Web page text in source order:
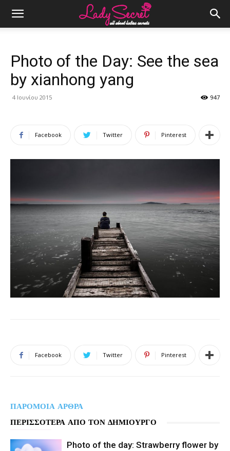
Photo of the Day: See the sea
by xianhong yang
4 Ιουνίου 2015 947
Facebook Twitter Pinterest
Facebook Twitter Pinterest
ΠΑΡΟΜΟΙΑ ΑΡΘΡΑ
ΠΕΡΙΣΣΟΤΕΡΑ ΑΠΟ ΤΟΝ ΔΗΜΙΟΥΡΓΟ
Photo of the day: Strawberry flower by